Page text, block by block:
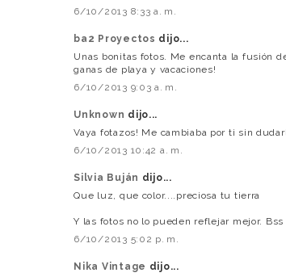
6/10/2013 8:33 a. m.
ba2 Proyectos dijo...
Unas bonitas fotos. Me encanta la fusión
ganas de playa y vacaciones!
6/10/2013 9:03 a. m.
Unknown dijo...
Vaya fotazos! Me cambiaba por ti sin
6/10/2013 10:42 a. m.
Silvia Buján dijo...
Que luz, que color....preciosa tu tierra
Y las fotos no lo pueden reflejar mejor. Bss
6/10/2013 5:02 p. m.
Nika Vintage dijo...